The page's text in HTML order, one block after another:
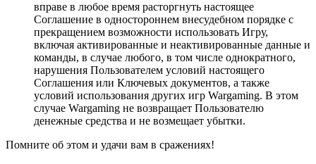
вправе в любое время расторгнуть настоящее
Соглашение в одностороннем внесудебном порядке с
прекращением возможности использовать Игру,
включая активированные и неактивированные данные и
команды, в случае любого, в том числе однократного,
нарушения Пользователем условий настоящего
Соглашения или Ключевых документов, а также
условий использования других игр Wargaming. В этом
случае Wargaming не возвращает Пользователю
денежные средства и не возмещает убытки.
Помните об этом и удачи вам в сражениях!